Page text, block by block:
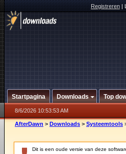
Registreren|
Startpagina Downloads Top
8/6/2026 10:53:53 AM
AfterDawn > Downloads > Systeemtools
Dit is een oude versie van deze